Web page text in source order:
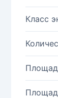
Класс